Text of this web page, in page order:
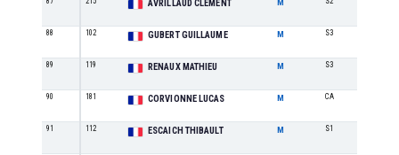
AVRILLAUD CLÉMENT M
88 102 GUBERT GUILLAUME M S3
89 119 RENAUX MATHIEU M S3
90 181 CORVIONNE LUCAS M CA
91 112 ESCAICH THIBAULT M S1